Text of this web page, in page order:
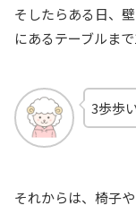
そしたらある日、
にあるテーブルま
3歩歩
それからは、椅子